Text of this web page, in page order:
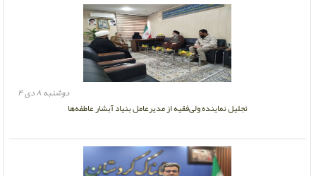
تجلیل نماینده ولی‌فقیه از مدیرعامل بنیاد آبشار عاطفه‌ها
دوشنبه ۸ دی ۴